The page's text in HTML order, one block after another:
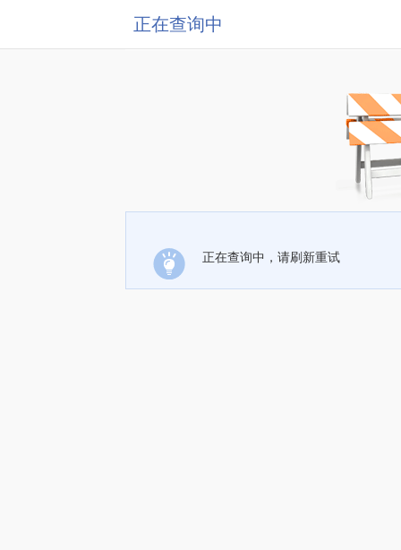
正在查询中
正在查询中，请刷新重试